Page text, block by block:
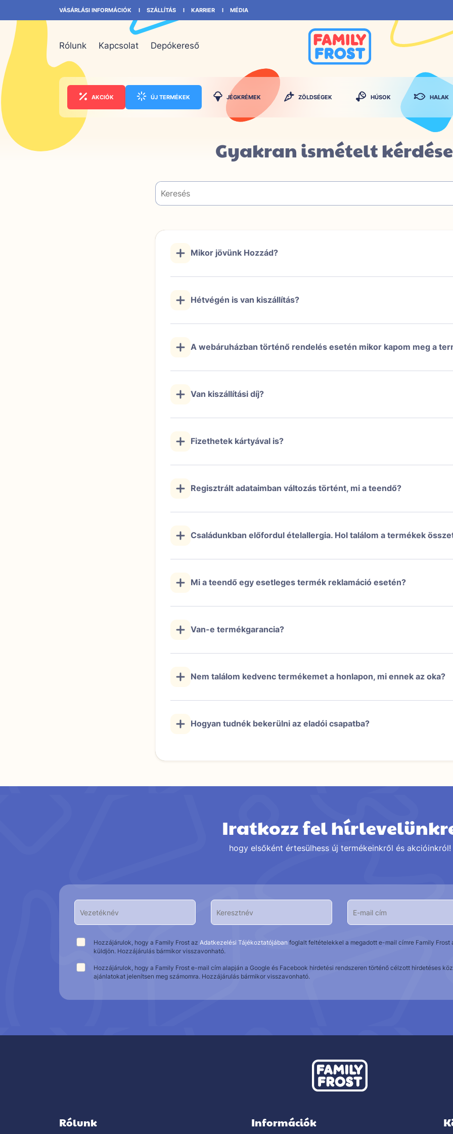
VÁSÁRLÁSI INFORMÁCIÓK SZÁLLÍTÁS KARRIER MÉDIA
Rólunk Kapcsolat Depókereső
AKCIÓK ÚJ TERMÉKEK JÉGKRÉMEK ZÖLDSÉGEK HÚSOK HALAK
Gyakran ismételt
Mikor jövünk Hozzád?
Hétvégén is van kiszállítás?
A webáruházban történő rendelés esetén mikor kapom meg a
Van kiszállítási díj?
Fizethetek kártyával is?
Regisztrált adataimban változás történt, mi a teendő?
Családunkban előfordul ételallergia. Hol találom a termékek
Mi a teendő egy esetleges termék reklamáció esetén?
Van-e termékgarancia?
Nem találom kedvenc termékemet a honlapon, mi ennek az oka?
Hogyan tudnék bekerülni az eladói csapatba?
Iratkozz fel
hogy elsőként értesülhess új termékeinkről és akcióinkról!
Hozzájárulok, hogy a Family Frost az Adatkezelési Tájékoztatójában foglalt feltételekkel a megadott e-mail címre Family
küldjön. Hozzájárulás bármikor visszavonható.
Hozzájárulok, hogy a Family Frost e-mail cím alapján a Google és Facebook hirdetési rendszeren történő célzott hirdetéses
ajánlatokat jelenítsen meg számomra. Hozzájárulás bármikor visszavonható.
Rólunk Információk